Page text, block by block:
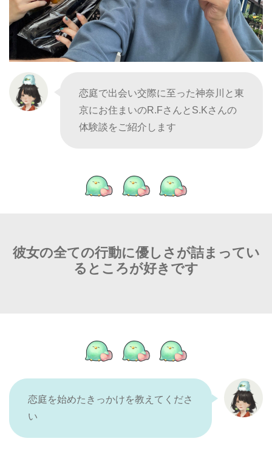
恋庭で出会い交際に至った神奈川と東
京にお住まいのR.FさんとS.Kさんの
体験談をご紹介します
彼女の全ての行動に優しさが詰まってい
るところが好きです
恋庭を始めたきっかけを教えてくださ
い